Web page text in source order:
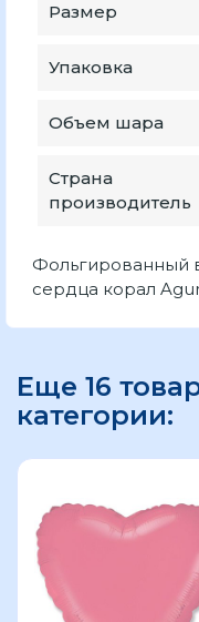
Размер
Упаковка
Объем шара
Страна
производитель
сердца корал
Еще 16
категории: